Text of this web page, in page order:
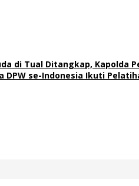
di Tual Ditangkap, Kapolda
DPW se-Indonesia Ikuti